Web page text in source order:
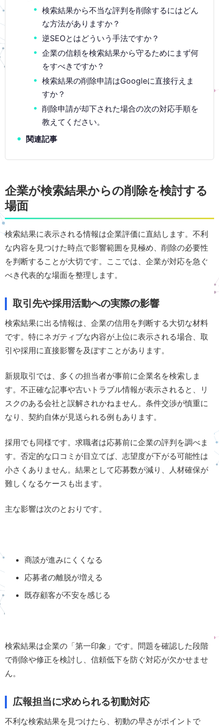
検索結果から不当な評判を削除するにはどん
な方法がありますか？
逆SEOとはどういう手法ですか？
企業の信頼を検索結果から守るためにまず何
をすべきですか？
検索結果の削除申請はGoogleに直接行えま
すか？
削除申請が却下された場合の次の対応手順を
教えてください。
関連記事
企業が検索結果からの削除を検討する
場面
検索結果に表示される情報は企業評価に直結します。不利
な内容を見つけた時点で影響範囲を見極め、削除の必要性
を判断することが大切です。ここでは、企業が対応を急ぐ
べき代表的な場面を整理します。
取引先や採用活動への実際の影響
検索結果に出る情報は、企業の信用を判断する大切な材料
です。特にネガティブな内容が上位に表示される場合、取
引や採用に直接影響を及ぼすことがあります。
新規取引では、多くの担当者が事前に企業名を検索しま
す。不正確な記事や古いトラブル情報が表示されると、リ
スクのある会社と誤解されかねません。条件交渉が慎重に
なり、契約自体が見送られる例もあります。
採用でも同様です。求職者は応募前に企業の評判を調べま
す。否定的な口コミが目立てば、志望度が下がる可能性は
小さくありません。結果として応募数が減り、人材確保が
難しくなるケースも出ます。
主な影響は次のとおりです。
商談が進みにくくなる
応募者の離脱が増える
既存顧客が不安を感じる
検索結果は企業の「第一印象」です。問題を確認した段階
で削除や修正を検討し、信頼低下を防ぐ対応が欠かせませ
ん。
広報担当に求められる初動対応
不利な検索結果を見つけたら、初動の早さがポイントで